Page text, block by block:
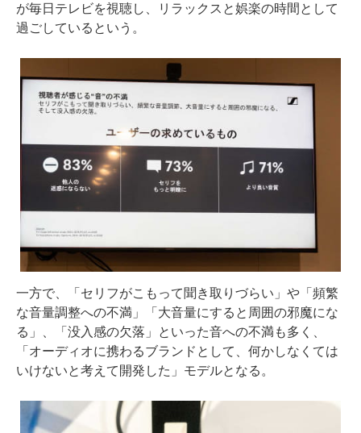
が毎日テレビを視聴し、リラックスと娯楽の時間として
過ごしているという。
一方で、「セリフがこもって聞き取りづらい」や「頻繁
な音量調整への不満」「大音量にすると周囲の邪魔にな
る」、「没入感の欠落」といった音への不満も多く、
「オーディオに携わるブランドとして、何かしなくては
いけないと考えて開発した」モデルとなる。